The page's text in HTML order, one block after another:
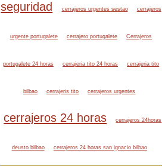
seguridad cerrajeros urgentes sestao cerrajeros
urgente portugalete cerrajero portugalete Cerrajeros
portugalete 24 horas cerrajeria tito 24 horas cerrajeria tito
bilbao cerrajeris tito cerrajeros urgentes
cerrajeros 24 horas cerrajeros 24horas
deusto bilbao cerrajeros 24 horas san ignacio bilbao